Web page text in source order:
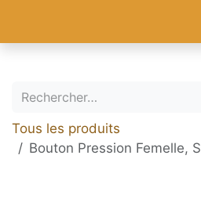
Tous les produits
Bouton Pression Femelle,